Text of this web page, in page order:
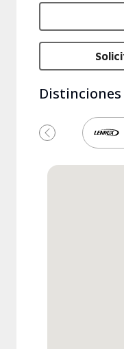
Distinciones
Anterior